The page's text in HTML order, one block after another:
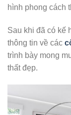
hình phong cách
Sau khi đã có kế
thông tin về các
trình bày mong
thất đẹp.